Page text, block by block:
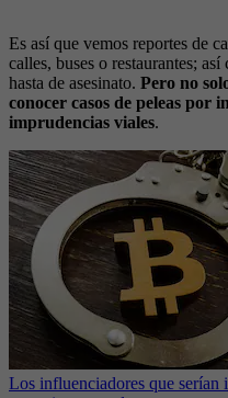
Es así que vemos reportes de
calles, buses o restaurantes;
hasta de asesinato. Pero no
conocer casos de peleas por
imprudencias viales.
Los influenciadores que serían